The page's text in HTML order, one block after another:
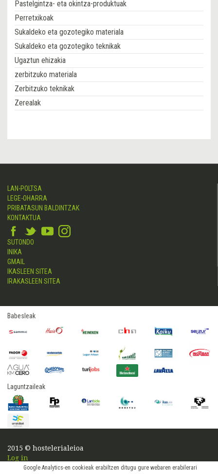
Google Analytics-en cookieak erabiltzen ditugu gure webaren erabilerari
Pastelgintza- eta okintza-produktuak
Perretxikoak
Sukaldeko eta gozotegiko materiala
Sukaldeko eta gozotegiko teknikak
Ugaztun ehizakia
zerbitzuko materiala
Zerbitzuko teknikak
Zerealak
LAN-POLTSA
LEGE-OHARRA
PRIBATASUN BALDINTZAK
KONTAKTUA
SUTONDO
INIKA
GMAIL
IKASLEEN SITEA
IRAKASLEEN SITEA
Babesleak
Laguntzaileak
2015 © hostelerialeioa
Log in